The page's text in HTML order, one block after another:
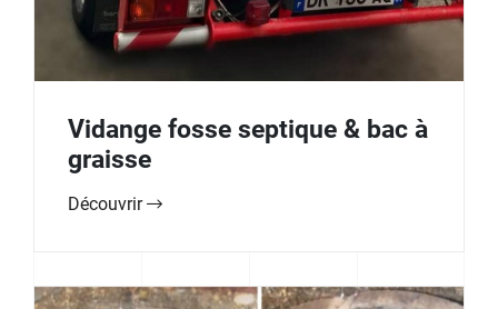
Vidange fosse septique & bac à
graisse
Découvrir